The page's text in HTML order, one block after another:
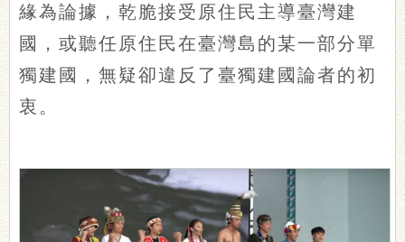
緣為論據，乾脆接受原住民主導臺灣建
國，或聽任原住民在臺灣島的某一部分單
獨建國，無疑卻違反了臺獨建國論者的初
衷。